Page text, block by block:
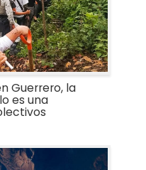
Guerrero, la
es una